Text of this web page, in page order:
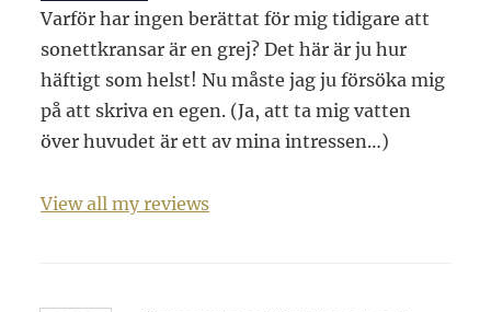
Varför har ingen berättat för mig tidigare att
sonettkransar är en grej? Det här är ju hur
häftigt som helst! Nu måste jag ju försöka mig
på att skriva en egen. (Ja, att ta mig vatten
över huvudet är ett av mina intressen…)
View all my reviews